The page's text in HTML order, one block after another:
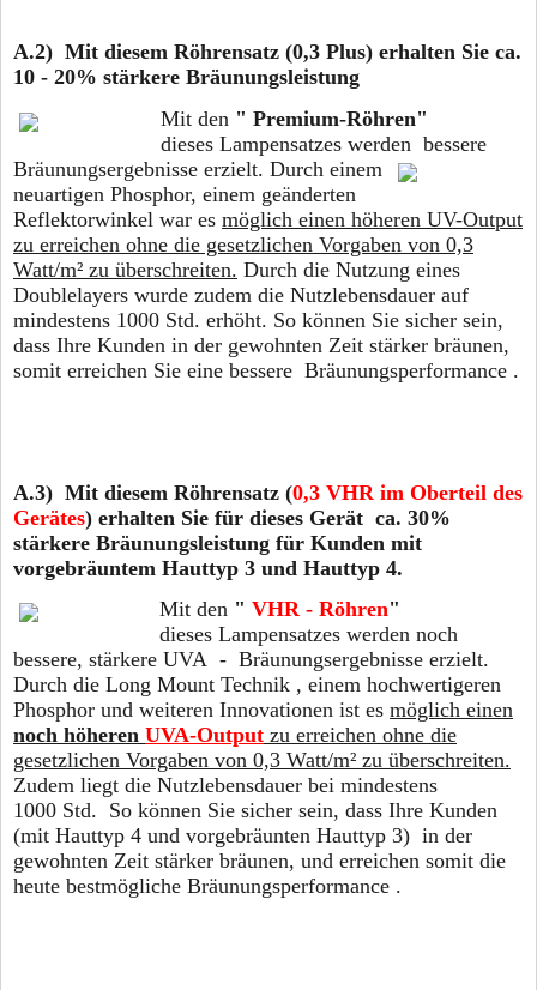
A.2) Mit diesem Röhrensatz (0,3 Plus) erhalten Sie ca.
10 - 20% stärkere Bräunungsleistung
Mit den " Premium-Röhren"
dieses Lampensatzes werden bessere
Bräunungsergebnisse erzielt. Durch einem
neuartigen Phosphor, einem geänderten
Reflektorwinkel war es möglich einen höheren UV-Output
zu erreichen ohne die gesetzlichen Vorgaben von 0,3
Watt/m² zu überschreiten. Durch die Nutzung eines
Doublelayers wurde zudem die Nutzlebensdauer auf
mindestens 1000 Std. erhöht. So können Sie sicher sein,
dass Ihre Kunden in der gewohnten Zeit stärker bräunen,
somit erreichen Sie eine bessere Bräunungsperformance .
A.3) Mit diesem Röhrensatz (0,3 VHR im Oberteil des
Gerätes) erhalten Sie für dieses Gerät ca. 30%
stärkere Bräunungsleistung für Kunden mit
vorgebräuntem Hauttyp 3 und Hauttyp 4.
Mit den " VHR - Röhren"
dieses Lampensatzes werden noch
bessere, stärkere UVA - Bräunungsergebnisse erzielt.
Durch die Long Mount Technik , einem hochwertigeren
Phosphor und weiteren Innovationen ist es möglich einen
noch höheren UVA-Output zu erreichen ohne die
gesetzlichen Vorgaben von 0,3 Watt/m² zu überschreiten.
Zudem liegt die Nutzlebensdauer bei mindestens
1000 Std. So können Sie sicher sein, dass Ihre Kunden
(mit Hauttyp 4 und vorgebräunten Hauttyp 3) in der
gewohnten Zeit stärker bräunen, und erreichen somit die
heute bestmögliche Bräunungsperformance .